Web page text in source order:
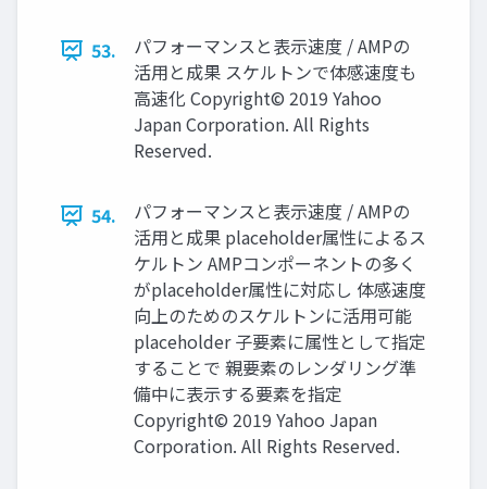
53.
パフォーマンスと表示速度 / AMPの
活用と成果 スケルトンで体感速度も
高速化 Copyright© 2019 Yahoo
Japan Corporation. All Rights
Reserved.
54.
パフォーマンスと表示速度 / AMPの
活用と成果 placeholder属性によるス
ケルトン AMPコンポーネントの多く
がplaceholder属性に対応し 体感速度
向上のためのスケルトンに活用可能
placeholder 子要素に属性として指定
することで 親要素のレンダリング準
備中に表示する要素を指定
Copyright© 2019 Yahoo Japan
Corporation. All Rights Reserved.